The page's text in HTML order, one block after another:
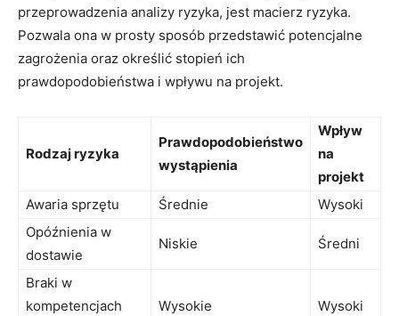
przeprowadzenia analizy ryzyka, jest macierz ryzyka.
Pozwala ona⁣ w​ prosty sposób przedstawić potencjalne
zagrożenia oraz określić stopień ich ​
prawdopodobieństwa i wpływu na projekt.
Rodzaj ryzyka
Prawdopodobieństwo
wystąpienia
Wpływ
⁣na
projekt
Awaria sprzętu
Średnie
Wysoki
Opóźnienia w
dostawie
Niskie Średni
Braki w
kompetencjach
Wysokie Wysoki